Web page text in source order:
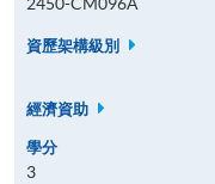
資歷架構級別
經濟資助
學分
3